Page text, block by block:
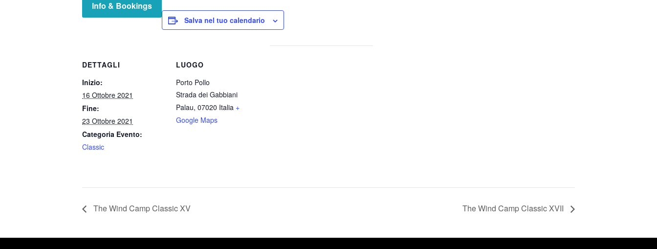
Info & Bookings
Salva nel tuo calendario
DETTAGLI
Inizio:
16 Ottobre 2021
Fine:
23 Ottobre 2021
Categoria Evento:
Classic
LUOGO
Porto Pollo
Strada dei Gabbiani
Palau, 07020 Italia +
Google Maps
The Wind Camp Classic XV The Wind Camp Classic XVII